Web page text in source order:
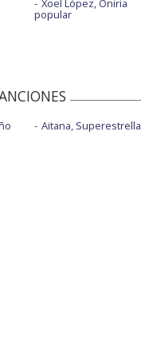
Xoel López, Oniria
popular
Aitana, Superestrella